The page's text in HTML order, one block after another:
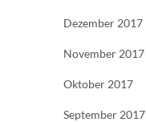
Dezember 2017
November 2017
Oktober 2017
September 2017